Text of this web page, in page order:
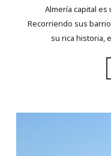
Almería capital es
Recorriendo sus
su rica historia,